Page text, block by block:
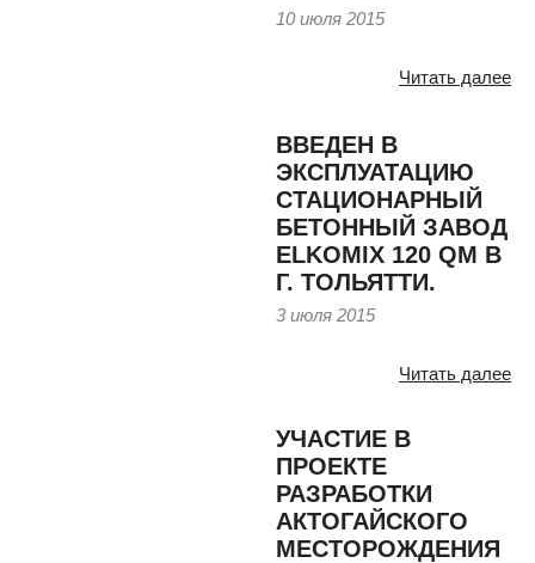
10 июля 2015
Читать далее
ВВЕДЕН В
ЭКСПЛУАТАЦИЮ
СТАЦИОНАРНЫЙ
БЕТОННЫЙ ЗАВОД
ELKOMIX 120 QM В
Г. ТОЛЬЯТТИ.
3 июля 2015
Читать далее
УЧАСТИЕ В
ПРОЕКТЕ
РАЗРАБОТКИ
АКТОГАЙСКОГО
МЕСТОРОЖДЕНИЯ